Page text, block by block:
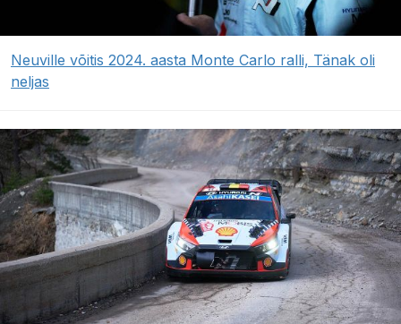
Neuville võitis 2024. aasta Monte Carlo ralli, Tänak oli
neljas